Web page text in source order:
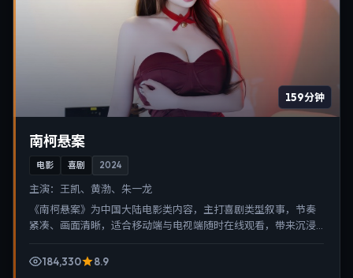
159分钟
南柯悬案
电影 喜剧 2024
主演： 王凯、黄渤、朱一龙
《南柯悬案》为中国大陆电影类内容，主打喜剧类型叙事，节奏
紧凑、画面清晰，适合移动端与电视端随时在线观看，带来沉浸
184,330
8.9